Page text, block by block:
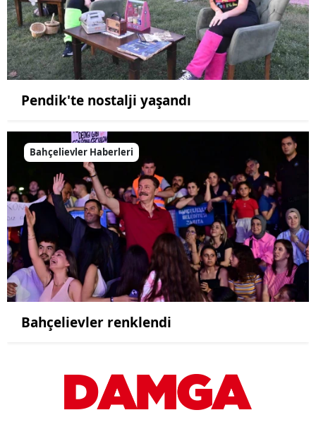
Pendik'te nostalji yaşandı
Bahçelievler Haberleri
Bahçelievler renklendi